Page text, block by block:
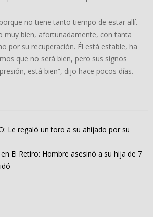
no tiene tanto tiempo de estar allí.
muy bien, afortunadamente, con tanta
por su recuperación. Él está estable, ha
que no será bien, pero sus signos
está bien”, dijo hace pocos días.
Le regaló un toro a su ahijado por su
El Retiro: Hombre asesinó a su hija de 7